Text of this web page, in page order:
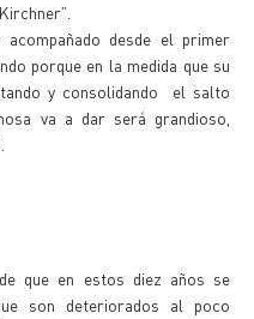
desde el primer
porque en la medida que su
y consolidando el salto
va a dar será grandioso,
que en estos diez años se
son deteriorados al poco